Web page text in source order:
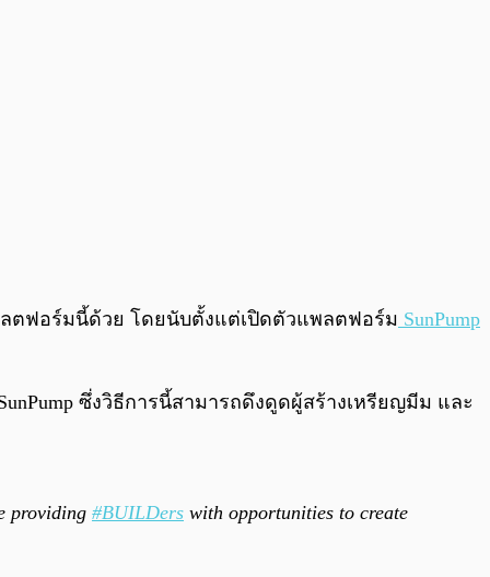
ตฟอร์มนี้ด้วย โดยนับตั้งแต่เปิดตัวแพลตฟอร์ม SunPump
ซึ่งวิธีการนี้สามารถดึงดูดผู้สร้างเหรียญมีม และ
providing #BUILDers with opportunities to create